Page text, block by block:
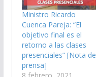
Ministro Ricardo
Cuenca Pareja: “El
objetivo final es el
retorno a las clases
presenciales” [Nota de
prensa]